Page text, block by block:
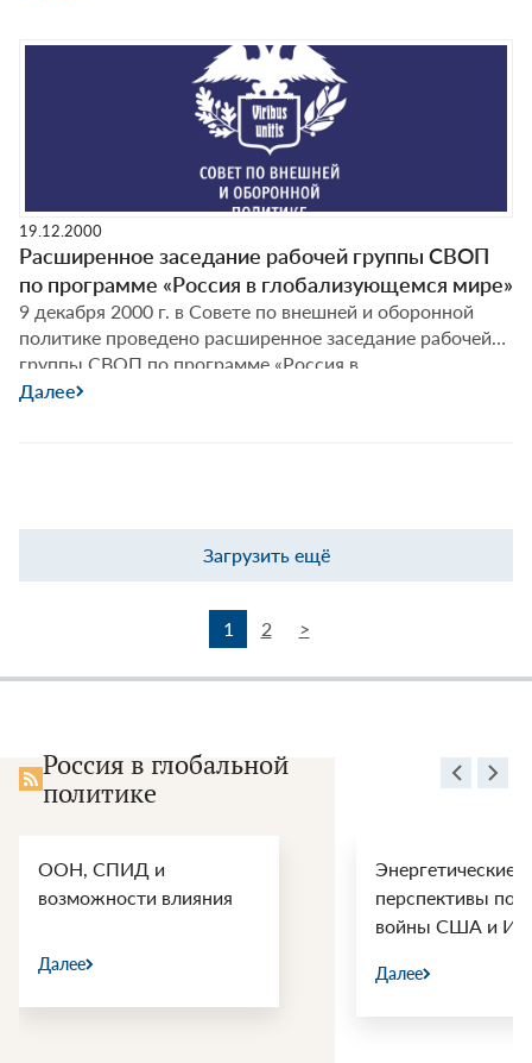
19.12.2000
Расширенное заседание рабочей группы СВОП
по программе «Россия в глобализующемся мире»
9 декабря 2000 г. в Совете по внешней и оборонной
политике проведено расширенное заседание рабочей
группы СВОП по программе «Россия в
глобализующемся мире».
Далее
Загрузить ещё
1 2 >
Россия в глобальной
политике
ООН, СПИД и
возможности влияния
Далее
Энергетические
перспективы
войны США и
Далее